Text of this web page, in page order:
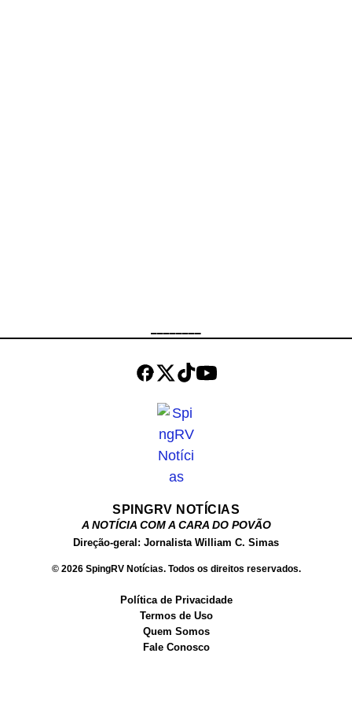
com a corporação, os suspeitos
efetuaram disparos contra a equipe
e fugiram, dando início a uma
SPINGRV NOTÍCIAS
A NOTÍCIA COM A CARA DO POVÃO
Direção-geral: Jornalista William C. Simas
© 2026 SpingRV Notícias. Todos os direitos reservados.
Política de Privacidade
Termos de Uso
Quem Somos
Fale Conosco